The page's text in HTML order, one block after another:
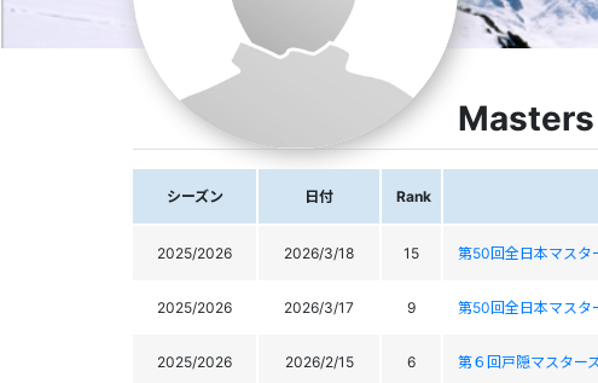
Masters
シーズン 日付 Rank
2025/2026 2026/3/18 15 第50回全日本マスタ
2025/2026 2026/3/17 9 第50回全日本マスタ
2025/2026 2026/2/15 6 第６回戸隠マスター